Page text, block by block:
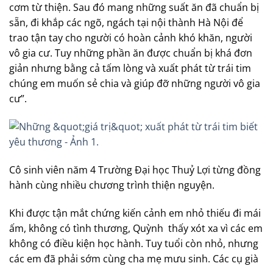
cơm từ thiện. Sau đó mang những suất ăn đã chuẩn bị
sẵn, đi khắp các ngõ, ngách tại nội thành Hà Nội để
trao tận tay cho người có hoàn cảnh khó khăn, người
vô gia cư. Tuy những phần ăn được chuẩn bị khá đơn
giản nhưng bằng cả tấm lòng và xuất phát từ trái tim
chúng em muốn sẻ chia và giúp đỡ những người vô gia
cư”.
Cô sinh viên năm 4 Trường Đại học Thuỷ Lợi từng đồng
hành cùng nhiều chương trình thiện nguyện.
Khi được tận mắt chứng kiến cảnh em nhỏ thiếu đi mái
ấm, không có tình thương, Quỳnh thấy xót xa vì các em
không có điều kiện học hành. Tuy tuổi còn nhỏ, nhưng
các em đã phải sớm cùng cha mẹ mưu sinh. Các cụ già